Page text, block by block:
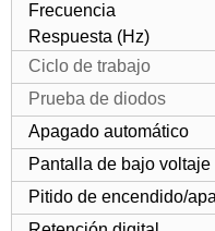
Frecuencia
Respuesta (Hz)
Ciclo de trabajo
Prueba de diodos
Apagado automático
Pantalla de bajo voltaje
Pitido de encendido/